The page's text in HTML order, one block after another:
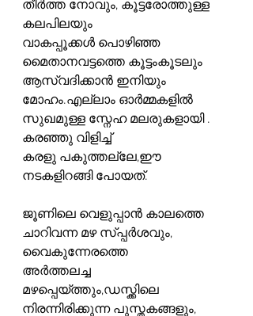
തീർത്ത നോവും, കൂട്ടരോത്തുള്ള
കലപിലയും
വാകപ്പൂക്കൾ പൊഴിഞ്ഞ
മൈതാനവട്ടത്തെ കൂട്ടംകൂടലും
ആസ്വദിക്കാൻ ഇനിയും
മോഹം.എല്ലാം ഓർമ്മകളിൽ
സുഖമുള്ള സ്നേഹ മലരുകളായി .
കരഞ്ഞു വിളിച്ച്
കരളു പകുത്തല്ലേ,ഈ
നടകളിറങ്ങി പോയത്.
ജൂണിലെ വെളുപ്പാൻ കാലത്തെ
ചാറിവന്ന മഴ സ്പ്പർശവും,
വൈകുന്നേരത്തെ
അർത്തലച്ച
മഴപ്പെയ്ത്തും,ഡസ്ക്കിലെ
നിരന്നിരിക്കുന്ന പുസ്തകങ്ങളും,